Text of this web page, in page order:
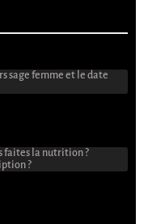
sage femme et le date
faites la nutrition ?
?